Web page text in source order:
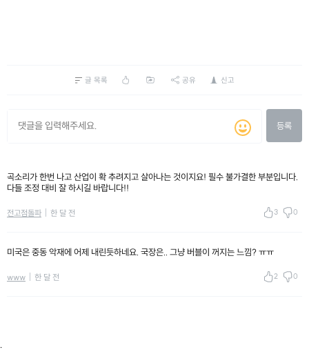
글 목록 공유 신고
등록
곡소리가 한번 나고 산업이 확 추려지고 살아나는 것이지요! 필수 불가결한 부분입니다.
다들 조정 대비 잘 하시길 바랍니다!!
전고점돌파 한 달 전 3 0
미국은 중동 악재에 어제 내린듯하네요. 국장은.. 그냥 버블이 꺼지는 느낌? ㅠㅠ
www 한 달 전 2 0
.